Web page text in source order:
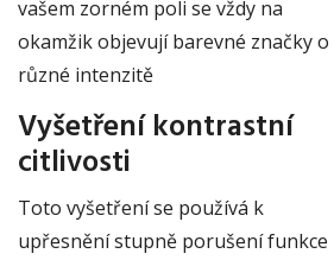
vašem zorném poli se vždy na
okamžik objevují barevné značky o
různé intenzitě
Vyšetření kontrastní
citlivosti
Toto vyšetření se používá k
upřesnění stupně porušení funkce